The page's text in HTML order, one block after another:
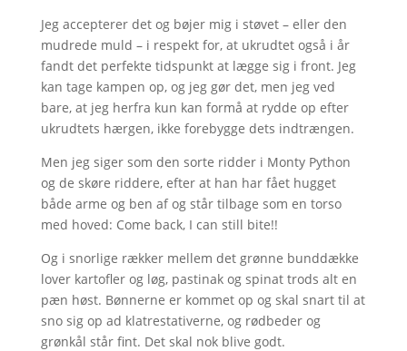
Jeg accepterer det og bøjer mig i støvet – eller den
mudrede muld – i respekt for, at ukrudtet også i år
fandt det perfekte tidspunkt at lægge sig i front. Jeg
kan tage kampen op, og jeg gør det, men jeg ved
bare, at jeg herfra kun kan formå at rydde op efter
ukrudtets hærgen, ikke forebygge dets indtrængen.
Men jeg siger som den sorte ridder i Monty Python
og de skøre riddere, efter at han har fået hugget
både arme og ben af og står tilbage som en torso
med hoved: Come back, I can still bite!!
Og i snorlige rækker mellem det grønne bunddække
lover kartofler og løg, pastinak og spinat trods alt en
pæn høst. Bønnerne er kommet op og skal snart til at
sno sig op ad klatrestativerne, og rødbeder og
grønkål står fint. Det skal nok blive godt.